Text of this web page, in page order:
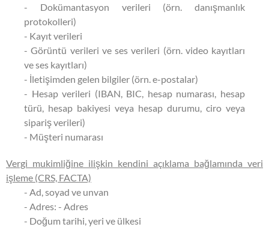
- Dokümantasyon verileri (örn. danışmanlık
protokolleri)
- Kayıt verileri
- Görüntü verileri ve ses verileri (örn. video kayıtları
ve ses kayıtları)
- İletişimden gelen bilgiler (örn. e-postalar)
- Hesap verileri (IBAN, BIC, hesap numarası, hesap
türü, hesap bakiyesi veya hesap durumu, ciro veya
sipariş verileri)
- Müşteri numarası
Vergi mukimliğine ilişkin kendini açıklama bağlamında veri
işleme (CRS, FACTA)
- Ad, soyad ve unvan
- Adres: - Adres
- Doğum tarihi, yeri ve ülkesi